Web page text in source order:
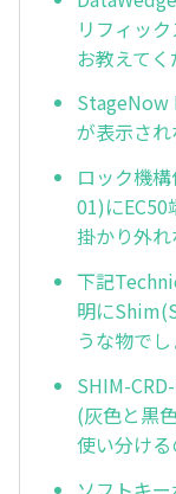
リフィッ
お教えてく
StageNow
が表示され
ロック機
01)に
掛かり外
下記
明に
うな物で
SHIM-
(灰色と黒
使い分け